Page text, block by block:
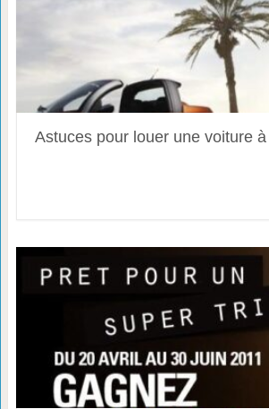
Astuces pour louer une voiture